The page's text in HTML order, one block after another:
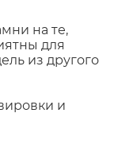
на те,
для
из другого
и